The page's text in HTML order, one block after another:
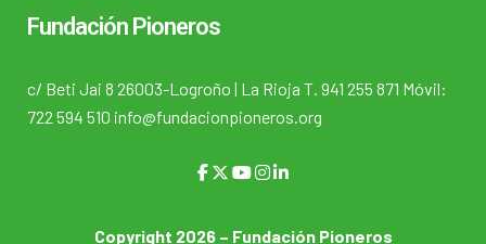
Fundación Pioneros
c/ Beti Jai 8 26003-Logroño | La Rioja T. 941 255 871 Móvil:
722 594 510 info@fundacionpioneros.org
Copyright 2026 – Fundación Pioneros